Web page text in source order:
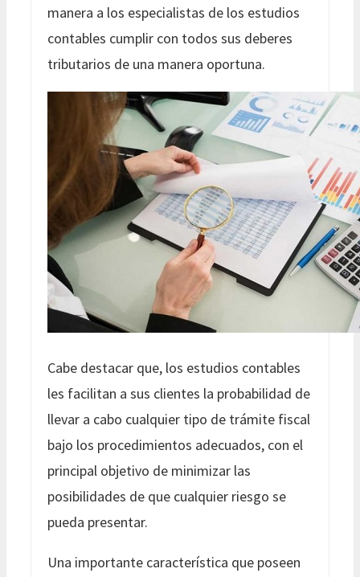
manera a los especialistas de los estudios
contables cumplir con todos sus deberes
tributarios de una manera oportuna.
Cabe destacar que, los estudios contables
les facilitan a sus clientes la probabilidad de
llevar a cabo cualquier tipo de trámite fiscal
bajo los procedimientos adecuados, con el
principal objetivo de minimizar las
posibilidades de que cualquier riesgo se
pueda presentar.
Una importante característica que poseen